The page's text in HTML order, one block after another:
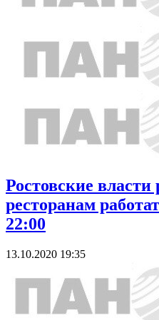
Ростовские
ресторанам
22:00
13.10.2020 19:35